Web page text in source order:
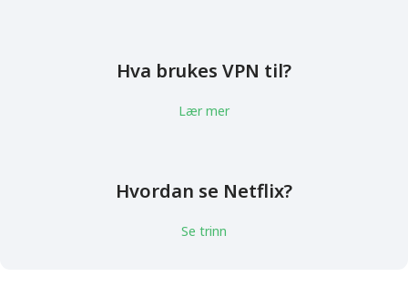
Hva brukes VPN til?
Lær mer
Hvordan se Netflix?
Se trinn